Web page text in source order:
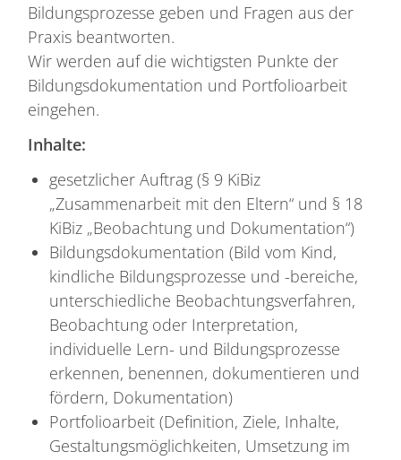
Bildungsprozesse geben und Fragen aus der
Praxis beantworten.
Wir werden auf die wichtigsten Punkte der
Bildungsdokumentation und Portfolioarbeit
eingehen.
Inhalte:
gesetzlicher Auftrag (§ 9 KiBiz
„Zusammenarbeit mit den Eltern“ und § 18
KiBiz „Beobachtung und Dokumentation“)
Bildungsdokumentation (Bild vom Kind,
kindliche Bildungsprozesse und -bereiche,
unterschiedliche Beobachtungsverfahren,
Beobachtung oder Interpretation,
individuelle Lern- und Bildungsprozesse
erkennen, benennen, dokumentieren und
fördern, Dokumentation)
Portfolioarbeit (Definition, Ziele, Inhalte,
Gestaltungsmöglichkeiten, Umsetzung im